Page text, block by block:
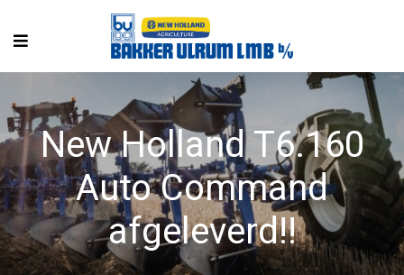
New Holland T6.160
Auto Command
afgeleverd!!